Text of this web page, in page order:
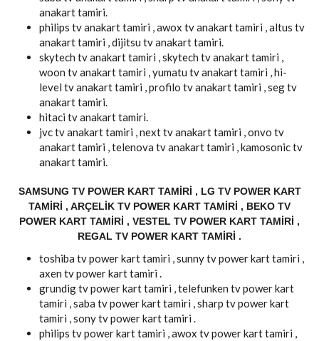
anakart tamiri.
philips tv anakart tamiri , awox tv anakart tamiri , altus tv
anakart tamiri , dijitsu tv anakart tamiri.
skytech tv anakart tamiri , skytech tv anakart tamiri ,
woon tv anakart tamiri , yumatu tv anakart tamiri , hi-
level tv anakart tamiri , profilo tv anakart tamiri , seg tv
anakart tamiri.
hitaci tv anakart tamiri.
jvc tv anakart tamiri , next tv anakart tamiri , onvo tv
anakart tamiri , telenova tv anakart tamiri , kamosonic tv
anakart tamiri.
SAMSUNG TV POWER KART TAMIRI , LG TV POWER KART
TAMIRI , ARÇELIK TV POWER KART TAMIRI , BEKO TV
POWER KART TAMIRI , VESTEL TV POWER KART TAMIRI ,
REGAL TV POWER KART TAMIRI .
toshiba tv power kart tamiri , sunny tv power kart tamiri ,
axen tv power kart tamiri .
grundig tv power kart tamiri , telefunken tv power kart
tamiri , saba tv power kart tamiri , sharp tv power kart
tamiri , sony tv power kart tamiri .
philips tv power kart tamiri , awox tv power kart tamiri ,